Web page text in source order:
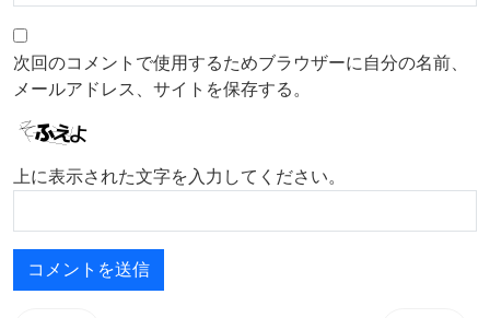
次回のコメントで使用するためブラウザーに自分の名前、
メールアドレス、サイトを保存する。
上に表示された文字を入力してください。